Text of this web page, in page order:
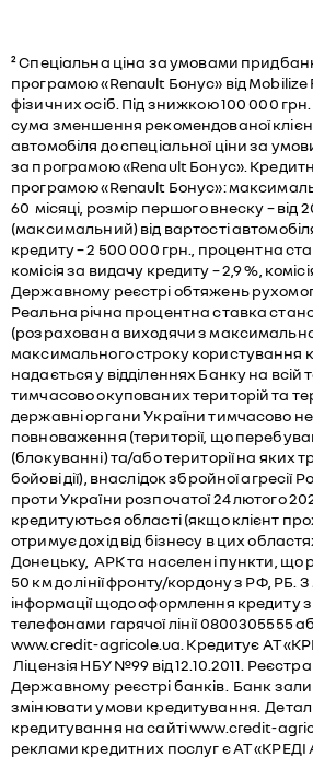
² Спеціальна ціна за умовами
програмою «Renault Бонус» від
фізичних осіб. Під знижкою 100 000
сума зменшення рекомендованої
автомобіля до спеціальної ціни за
за програмою «Renault Бонус».
програмою «Renault Бонус»:
60 місяці, розмір першого внеску – від
(максимальний) від вартості
кредиту – 2 500 000 грн., процентна
комісія за видачу кредиту – 2,9 %,
Державному реєстрі обтяжень
Реальна річна процентна ставка
(розрахована виходячи з
максимального строку користування
надається у відділеннях Банку на всій
тимчасово окупованих територій та
державні органи України тимчасово
повноваження (території, що
(блокуванні) та/або території на яких
бойові дії), внаслідок збройної агресії
проти України розпочатої 24 лютого
кредитуються області (якщо клієнт
отримує дохід від бізнесу в цих
Донецьку, АРК та населені пункти, що
50 км до лінії фронту/кордону з РФ, РБ.
інформації щодо оформлення кредиту
телефонами гарячої лінії 0800305555
www.credit-agricole.ua. Кредитує АТ
Ліцензія НБУ №99 від 12.10.2011.
Державному реєстрі банків. Банк
змінювати умови кредитування.
кредитування на сайті www.credit-
реклами кредитних послуг є АТ